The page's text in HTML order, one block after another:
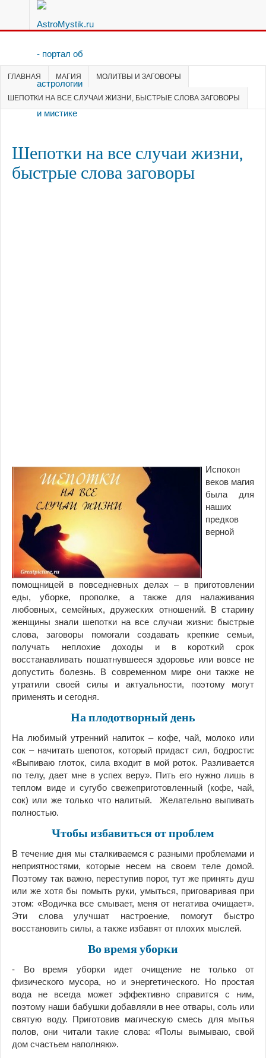
ГЛАВНАЯ МАГИЯ МОЛИТВЫ И ЗАГОВОРЫ
ШЕПОТКИ НА ВСЕ СЛУЧАИ ЖИЗНИ, БЫСТРЫЕ СЛОВА ЗАГОВОРЫ
Шепотки на все случаи жизни,
быстрые слова заговоры
Испокон
веков магия
была для
наших
предков
верной
помощницей в повседневных делах – в приготовлении
еды, уборке, прополке, а также для налаживания
любовных, семейных, дружеских отношений. В старину
женщины знали шепотки на все случаи жизни: быстрые
слова, заговоры помогали создавать крепкие семьи,
получать неплохие доходы и в короткий срок
восстанавливать пошатнувшееся здоровье или вовсе не
допустить болезнь. В современном мире они также не
утратили своей силы и актуальности, поэтому могут
применять и сегодня.
На плодотворный день
На любимый утренний напиток – кофе, чай, молоко или
сок – начитать шепоток, который придаст сил, бодрости:
«Выпиваю глоток, сила входит в мой роток. Разливается
по телу, дает мне в успех веру». Пить его нужно лишь в
теплом виде и сугубо свежеприготовленный (кофе, чай,
сок) или же только что налитый. Желательно выпивать
полностью.
Чтобы избавиться от проблем
В течение дня мы сталкиваемся с разными проблемами и
неприятностями, которые несем на своем теле домой.
Поэтому так важно, переступив порог, тут же принять душ
или же хотя бы помыть руки, умыться, приговаривая при
этом: «Водичка все смывает, меня от негатива очищает».
Эти слова улучшат настроение, помогут быстро
восстановить силы, а также избавят от плохих мыслей.
Во время уборки
- Во время уборки идет очищение не только от
физического мусора, но и энергетического. Но простая
вода не всегда может эффективно справится с ним,
поэтому наши бабушки добавляли в нее отвары, соль или
святую воду. Приготовив магическую смесь для мытья
полов, они читали такие слова: «Полы вымываю, свой
дом счастьем наполняю».